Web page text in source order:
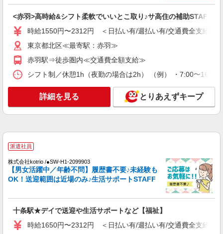
キープ 詳細を見る
職業紹介
株式会社kotrio /●SW-S-1850210
浮間舟渡駅＊スキマ時間にパートではたらこ♪
デイSTAFF/未経験歓迎
ン代含む)＞
最寄り駅：拝島
派遣社員
株式会社kotrio /●SW-H1-2099903
十条駅★デイで送迎や生活サポートなど【福
祉】
時給1650円〜2312円 ＜日払い有/週払い有/交
十条駅付近
<赤羽>高時給&シフト柔軟でいいとこ取り♪サ高住の補助STAFF
時給1550円〜2312円 ＜日払い有/週払い有/交通費全支給(ガ
東京都北区≪最寄駅：赤羽≫
赤羽駅⇒徒歩圏内≪交通費全額支給≫
シフト制／休憩1h（夜勤の場合は2h） （例） ・7:00〜
詳細を見る とりあえずキープ
派遣社員
株式会社kotrio /●SW-H1-2099903
【男女活躍中／年齢不問】履歴書不要♪未経験も
OK！送迎範囲は近場のみ♪生活サポートSTAFF
十条駅★デイで送迎や生活サポートなど【福祉】
時給1650円〜2312円 ＜日払い有/週払い有/交通費全支給(ガ